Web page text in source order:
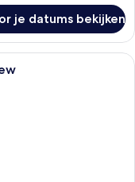
je datums bekijken
met twee bedden,